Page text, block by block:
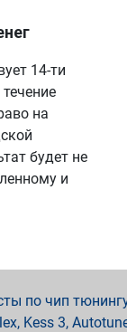
14-ти
на
будет не
и
по чип
Kess 3,